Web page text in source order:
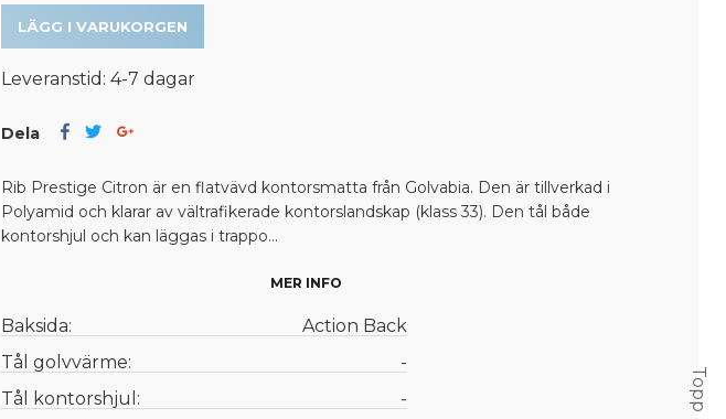
Topp
LÄGG I VARUKORGEN
Leveranstid: 4-7 dagar
Dela
Rib Prestige Citron är en flatvävd kontorsmatta från Golvabia. Den är tillverkad i
Polyamid och klarar av vältrafikerade kontorslandskap (klass 33). Den tål både
kontorshjul och kan läggas i trappo...
MER INFO
Baksida:
Action Back
Tål golvvärme:
-
Tål kontorshjul:
-